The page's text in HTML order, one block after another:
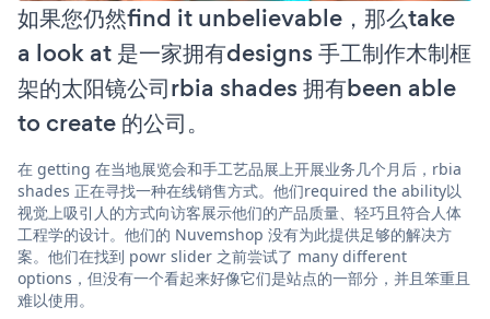
如果您仍然find it unbelievable，那么take
a look at 是一家拥有designs 手工制作木制框
架的太阳镜公司rbia shades 拥有been able
to create 的公司。
在 getting 在当地展览会和手工艺品展上开展业务几个月后，rbia
shades 正在寻找一种在线销售方式。他们required the ability以
视觉上吸引人的方式向访客展示他们的产品质量、轻巧且符合人体
工程学的设计。他们的 Nuvemshop 没有为此提供足够的解决方
案。他们在找到 powr slider 之前尝试了 many different
options，但没有一个看起来好像它们是站点的一部分，并且笨重且
难以使用。